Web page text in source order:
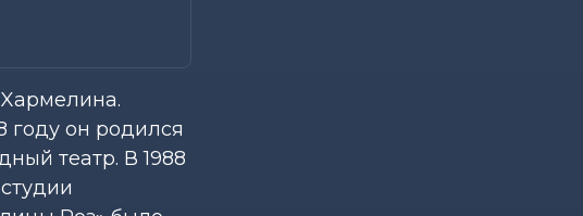
году он родился
театр. В 1988